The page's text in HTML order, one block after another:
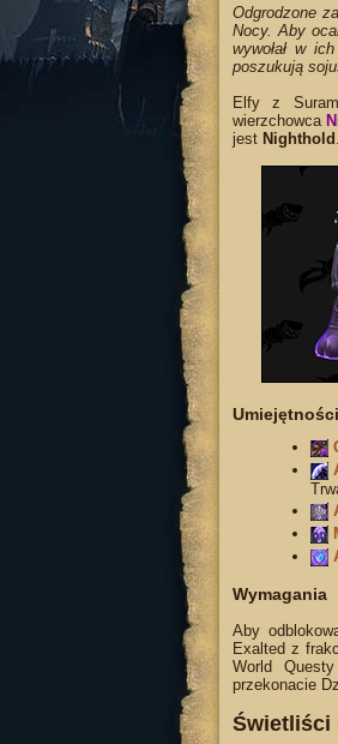
Odgrodzone
Nocy. Aby
wywołał w
poszukują
Elfy z
wierzchowca
jest Nighthold .
Umiejętności
Wymagania
Aby
Exalted z
World
przekonacie
Świetliści